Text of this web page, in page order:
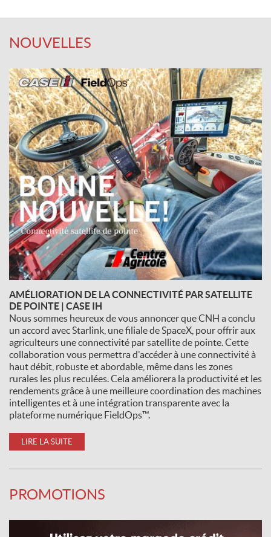
NOUVELLES
AMÉLIORATION DE LA CONNECTIVITÉ PAR SATELLITE
DE POINTE | CASE IH
Nous sommes heureux de vous annoncer que CNH a conclu
un accord avec Starlink, une filiale de SpaceX, pour offrir aux
agriculteurs une connectivité par satellite de pointe. Cette
collaboration vous permettra d'accéder à une connectivité à
haut débit, robuste et abordable, même dans les zones
rurales les plus reculées. Cela améliorera la productivité et les
rendements grâce à une meilleure coordination des machines
intelligentes et à une intégration transparente avec la
plateforme numérique FieldOps™.
LIRE LA SUITE
PROMOTIONS